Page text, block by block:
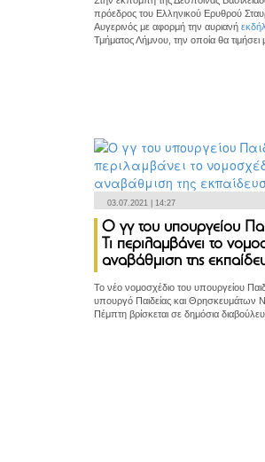
πρόεδρος του Ελληνικού Ερυθρού
Αυγερινός με αφορμή την αυριανή
Τμήματος Λήμνου, την οποία θα τιμήσει
03.07.2021 | 14:27
Ο γγ του υπουργείου
Τι περιλαμβάνει το
αναβάθμιση της
Το νέο νομοσχέδιο του υπουργείου
υπουργό Παιδείας και Θρησκευμάτων
Πέμπτη βρίσκεται σε δημόσια